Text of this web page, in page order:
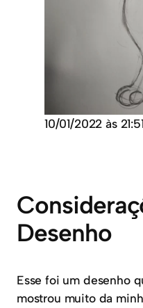
10/01/2022 às 21:51
Desenho
Esse foi um desenho
mostrou muito da